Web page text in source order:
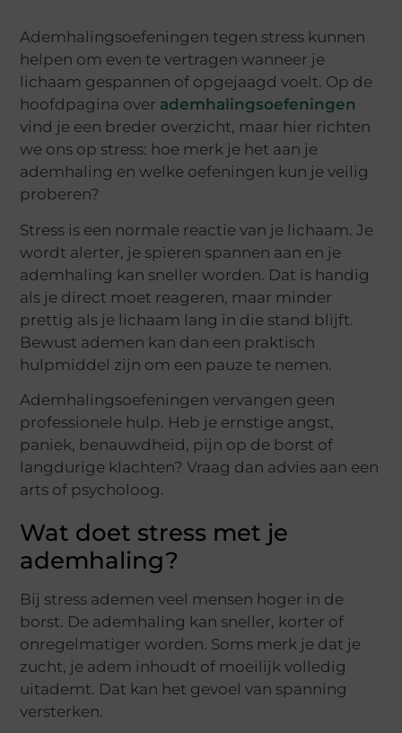
Ademhalingsoefeningen tegen stress kunnen
helpen om even te vertragen wanneer je
lichaam gespannen of opgejaagd voelt. Op de
hoofdpagina over ademhalingsoefeningen
vind je een breder overzicht, maar hier richten
we ons op stress: hoe merk je het aan je
ademhaling en welke oefeningen kun je veilig
proberen?
Stress is een normale reactie van je lichaam. Je
wordt alerter, je spieren spannen aan en je
ademhaling kan sneller worden. Dat is handig
als je direct moet reageren, maar minder
prettig als je lichaam lang in die stand blijft.
Bewust ademen kan dan een praktisch
hulpmiddel zijn om een pauze te nemen.
Ademhalingsoefeningen vervangen geen
professionele hulp. Heb je ernstige angst,
paniek, benauwdheid, pijn op de borst of
langdurige klachten? Vraag dan advies aan een
arts of psycholoog.
Wat doet stress met je
ademhaling?
Bij stress ademen veel mensen hoger in de
borst. De ademhaling kan sneller, korter of
onregelmatiger worden. Soms merk je dat je
zucht, je adem inhoudt of moeilijk volledig
uitademt. Dat kan het gevoel van spanning
versterken.